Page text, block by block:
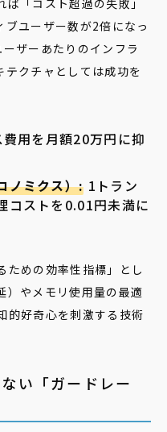
「コスト超過の失敗」
ブユーザー数が2倍になっ
ザーあたりのインフラ
テクチャとしては成功を
用を月額20万円に抑
ノミクス）: 1トラン
コストを0.01円未満に
ための効率性指標」とし
）やメモリ使用量の最適
的好奇心を刺激する技術
い「ガードレー